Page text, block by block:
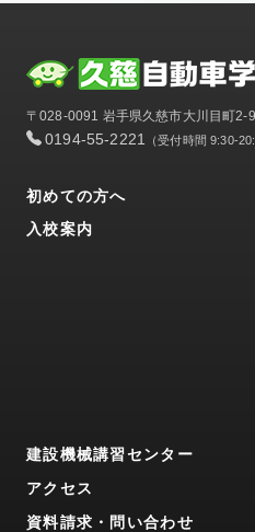
〒028-0091 岩手県久慈市大川目町2-
0194-55-2221 （受付時間 9:30-
初めての方へ
入校案内
建設機械講習センター
アクセス
資料請求・問い合わせ